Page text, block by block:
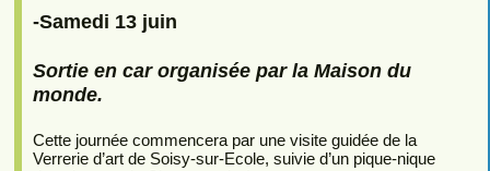
-Samedi 13 juin
Sortie en car organisée par la Maison du
monde.
Cette journée commencera par une visite guidée de la
Verrerie d’art de Soisy-sur-Ecole, suivie d’un pique-nique